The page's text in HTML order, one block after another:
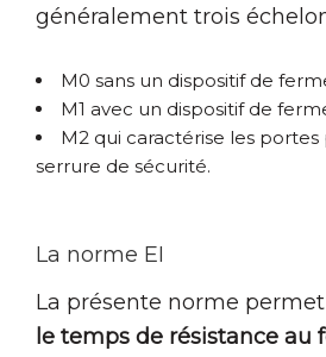
généralement trois
M0 sans un dispositif de
M1 avec un dispositif de
M2 qui caractérise les
serrure de sécurité.
La norme EI
La présente norme
le temps de résistance au